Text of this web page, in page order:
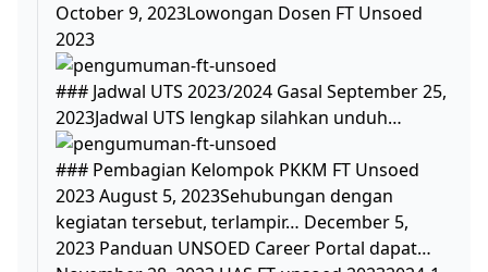
October 9, 2023Lowongan Dosen FT Unsoed
2023
### Jadwal UTS 2023/2024 Gasal September 25,
2023Jadwal UTS lengkap silahkan unduh…
### Pembagian Kelompok PKKM FT Unsoed
2023 August 5, 2023Sehubungan dengan
kegiatan tersebut, terlampir… December 5,
2023 Panduan UNSOED Career Portal dapat…